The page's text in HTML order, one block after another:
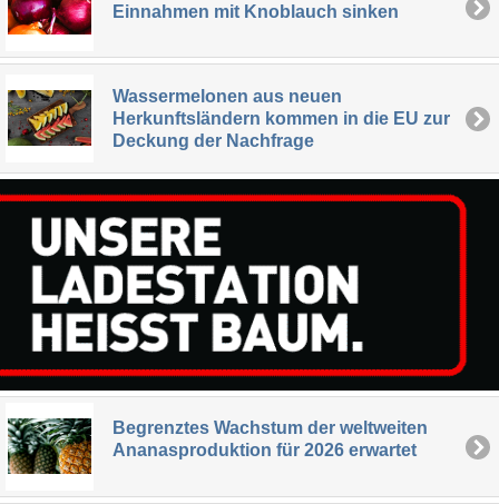
Einnahmen mit Knoblauch sinken
Wassermelonen aus neuen
Herkunftsländern kommen in die EU zur
Deckung der Nachfrage
Begrenztes Wachstum der weltweiten
Ananasproduktion für 2026 erwartet